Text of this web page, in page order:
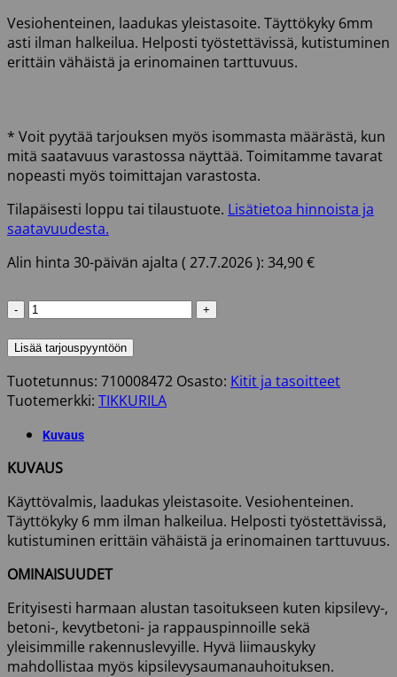
Vesiohenteinen, laadukas yleistasoite. Täyttökyky 6mm
asti ilman halkeilua. Helposti työstettävissä, kutistuminen
erittäin vähäistä ja erinomainen tarttuvuus.
* Voit pyytää tarjouksen myös isommasta määrästä, kun
mitä saatavuus varastossa näyttää. Toimitamme tavarat
nopeasti myös toimittajan varastosta.
Tilapäisesti loppu tai tilaustuote. Lisätietoa hinnoista ja
saatavuudesta.
Alin hinta 30-päivän ajalta ( 27.7.2026): 34,90€
PRESTO
YLEISTASOITE
TIKKURILA
määrä
Lisää tarjouspyyntöön
Tuotetunnus: 710008472 Osasto: Kitit ja tasoitteet
Tuotemerkki: TIKKURILA
Kuvaus
KUVAUS
Käyttövalmis, laadukas yleistasoite. Vesiohenteinen.
Täyttökyky 6 mm ilman halkeilua. Helposti työstettävissä,
kutistuminen erittäin vähäistä ja erinomainen tarttuvuus.
OMINAISUUDET
Erityisesti harmaan alustan tasoitukseen kuten kipsilevy-,
betoni-, kevytbetoni- ja rappauspinnoille sekä
yleisimmille rakennuslevyille. Hyvä liimauskyky
mahdollistaa myös kipsilevysaumanauhoituksen.